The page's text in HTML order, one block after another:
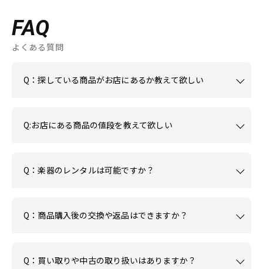
FAQ
よくある質問
Q：探している商品がお店にあるか教えて欲しい
Q:お店にある商品の値段を教えて欲しい
Q：楽器のレンタルは可能ですか？
Q：商品購入後の交換や返品はできますか？
Q：買い取りや中古の取り扱いはありますか？